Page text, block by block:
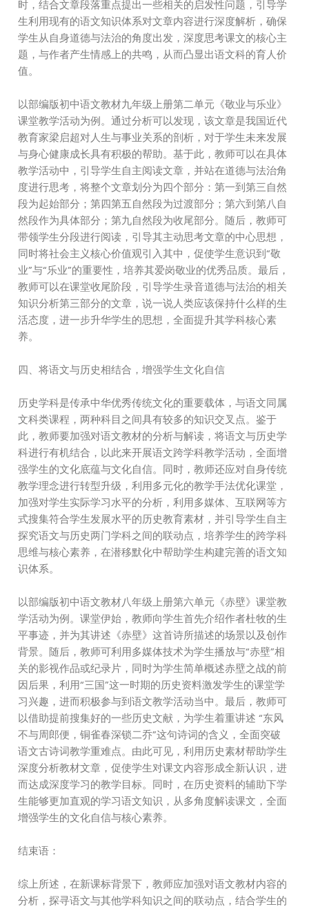
时，结合文章段落重点提出一些相关的启发性问题，引导学
生利用现有的语文知识体系对文章内容进行深度解析，确保
学生从自身道德与法治的角度出发，深度思考课文的核心主
题，与作者产生情感上的共鸣，从而凸显出语文科的育人价
值。
以部编版初中语文教材九年级上册第二单元《敬业与乐业》
课堂教学活动为例。通过分析可以发现，该文章是我国近代
教育家梁启超对人生与事业关系的剖析，对于学生未来发展
与身心健康成长具有积极的帮助。基于此，教师可以在具体
教学活动中，引导学生自主阅读文章，并站在道德与法治角
度进行思考，将整个文章划分为四个部分：第一到第三自然
段为起始部分；第四第五自然段为过渡部分；第六到第八自
然段作为具体部分；第九自然段为收尾部分。随后，教师可
带领学生分段进行阅读，引导其主动思考文章的中心思想，
同时将社会主义核心价值观引入其中，促使学生意识到“敬
业”与“乐业”的重要性，培养其爱岗敬业的优秀品质。最后，
教师可以在课堂收尾阶段，引导学生录音道德与法治的相关
知识分析第三部分的文章，说一说人类应该保持什么样的生
活态度，进一步升华学生的思想，全面提升其学科核心素
养。
四、将语文与历史相结合，增强学生文化自信
历史学科是传承中华优秀传统文化的重要载体，与语文同属
文科类课程，两种科目之间具有较多的知识交叉点。鉴于
此，教师要加强对语文教材的分析与解读，将语文与历史学
科进行有机结合，以此来开展语文跨学科教学活动，全面增
强学生的文化底蕴与文化自信。同时，教师还应对自身传统
教学理念进行转型升级，利用多元化的教学手法优化课堂，
加强对学生实际学习水平的分析，利用多媒体、互联网等方
式搜集符合学生发展水平的历史教育素材，并引导学生自主
探究语文与历史两门学科之间的联动点，培养学生的跨学科
思维与核心素养，在潜移默化中帮助学生构建完善的语文知
识体系。
以部编版初中语文教材八年级上册第六单元《赤壁》课堂教
学活动为例。课堂伊始，教师向学生首先介绍作者杜牧的生
平事迹，并为其讲述《赤壁》这首诗所描述的场景以及创作
背景。随后，教师可利用多媒体技术为学生播放与“赤壁”相
关的影视作品或纪录片，同时为学生简单概述赤壁之战的前
因后果，利用“三国”这一时期的历史资料激发学生的课堂学
习兴趣，进而积极参与到语文教学活动当中。最后，教师可
以借助提前搜集好的一些历史文献，为学生着重讲述 “东风
不与周郎便，铜雀春深锁二乔”这句诗词的含义，全面突破
语文古诗词教学重难点。由此可见，利用历史素材帮助学生
深度分析教材文章，促使学生对课文内容形成全新认识，进
而达成深度学习的教学目标。同时，在历史资料的辅助下学
生能够更加直观的学习语文知识，从多角度解读课文，全面
增强学生的文化自信与核心素养。
结束语：
综上所述，在新课标背景下，教师应加强对语文教材内容的
分析，探寻语文与其他学科知识之间的联动点，结合学生的